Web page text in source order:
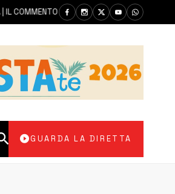
DEI PARLAMENTARI CANNATA E
GUARDA LA DIRETTA